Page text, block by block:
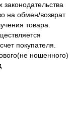
на обмен/возврат
товара.
покупателя.
ношенного)